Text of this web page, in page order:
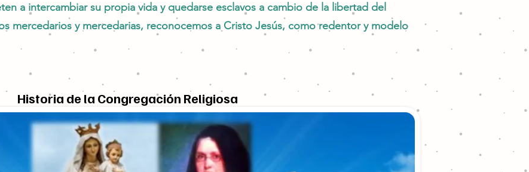
a intercambiar su propia vida y quedarse esclavos a cambio de la libertad del
mercedarios y mercedarias, reconocemos a Cristo Jesús, como redentor y modelo
Historia de la Congregación Religiosa